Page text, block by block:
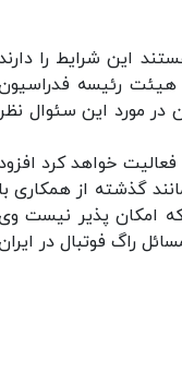
این شرایط را دارند
رئیسه فدراسیون
مورد این سئوال نظر
خواهد کرد افزود
گذشته از همکاری با
امکان پذیر نیست وی
راگ فوتبال در ایران